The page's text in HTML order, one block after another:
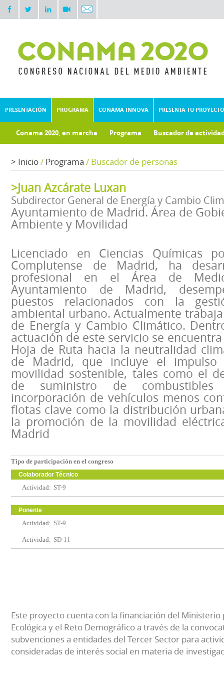
PRESENTACIÓN PROGRAMA CONAMA INNOVA PRESENTA TU PROYECTO
Conama 2020, en marcha Programa Buscador de
> Inicio/ Programa / Buscador de personas
>Juan Azcárate Luxan
Subdirector General de Energía y Cambio
Ayuntamiento de Madrid. Área de
Ambiente y Movilidad
Licenciado en Ciencias Químicas
Complutense de Madrid, ha
profesional en el Área de
Ayuntamiento de Madrid,
puestos relacionados con la
ambiental urbano. Actualmente
de Energía y Cambio Climático.
actuación de este servicio se
Hoja de Ruta hacia la neutralidad
de Madrid, que incluye el impulso
movilidad sostenible, tales como el
de suministro de combustibles
incorporación de vehículos menos
flotas clave como la distribución
la promoción de la movilidad
Madrid
Tipo de participación en el congreso
Colaborador Técnico
Actividad: ST-9
Ponente
Actividad: ST-9
Actividad: SD-11
Este proyecto cuenta con la financiación del Ministerio
Ecológica y el Reto Demográfico a través de la
subvenciones a entidades del Tercer Sector para
consideradas de interés social en materia de